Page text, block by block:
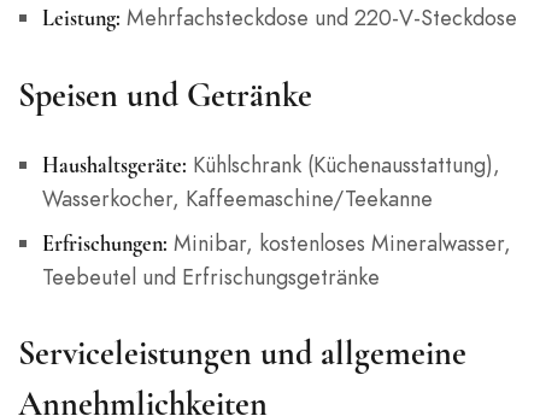
Leistung: Mehrfachsteckdose und 220-V-Steckdose
Speisen und Getränke
Haushaltsgeräte: Kühlschrank (Küchenausstattung),
Wasserkocher, Kaffeemaschine/Teekanne
Erfrischungen: Minibar, kostenloses Mineralwasser,
Teebeutel und Erfrischungsgetränke
Serviceleistungen und allgemeine
Annehmlichkeiten